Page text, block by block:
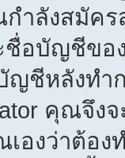
ำลังสมัคร
ชื่อบัญชีขอ
ชีหลังทำ
คุณจึง
องว่าต้อ